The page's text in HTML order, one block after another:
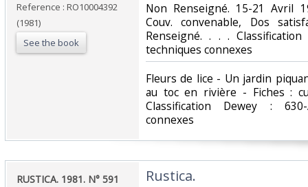
Reference : RO10004392
(1981)
See the book
‎Non Renseigné. 15-21 Avril
Couv. convenable, Dos
Renseigné. . . .
techniques connexes‎
‎Fleurs de lice - Un jardin
au toc en rivière - Fiches :
Classification Dewey :
connexes‎
‎RUSTICA. 1981. N° 591‎ ‎Rustica.‎